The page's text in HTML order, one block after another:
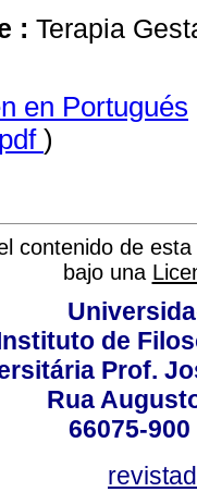
: Terapia
en Portugués
pdf )
contenido de
bajo una
de
Prof.
Rua
66075-